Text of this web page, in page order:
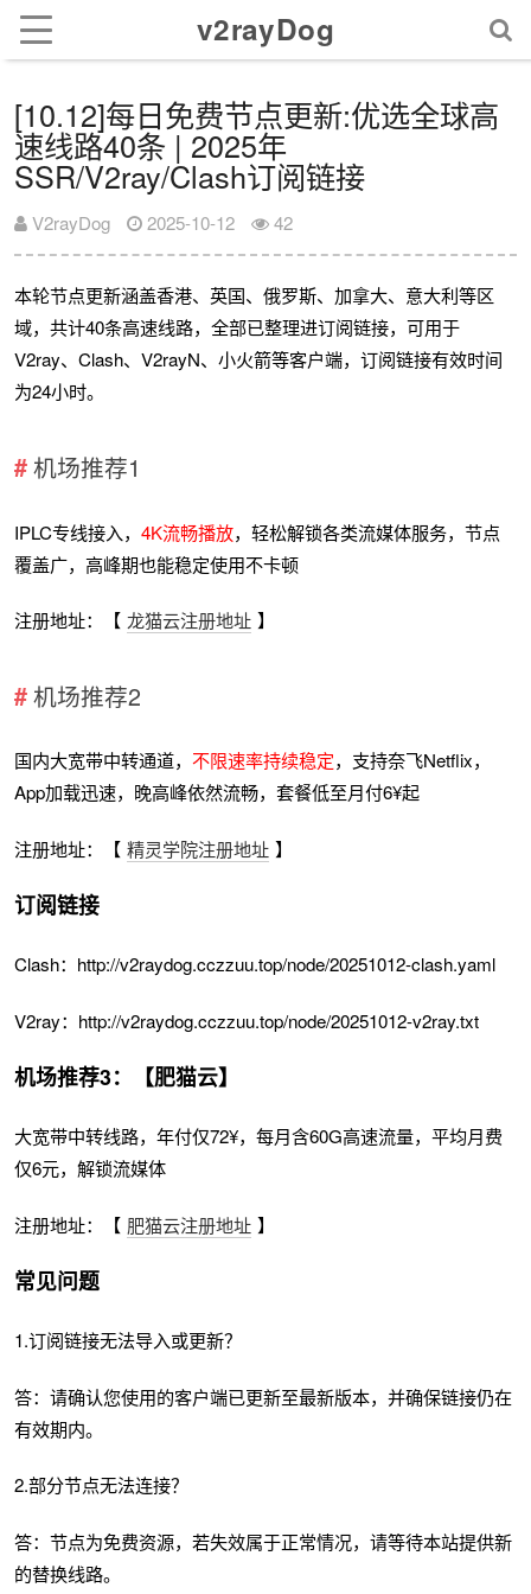
v2rayDog
[10.12]每日免费节点更新:优选全球高
速线路40条 | 2025年
SSR/V2ray/Clash订阅链接
V2rayDog 2025-10-12 42
本轮节点更新涵盖香港、英国、俄罗斯、加拿大、意大利等区
域，共计40条高速线路，全部已整理进订阅链接，可用于
V2ray、Clash、V2rayN、小火箭等客户端，订阅链接有效时间
为24小时。
机场推荐1
IPLC专线接入，4K流畅播放，轻松解锁各类流媒体服务，节点
覆盖广，高峰期也能稳定使用不卡顿
注册地址：【 龙猫云注册地址 】
机场推荐2
国内大宽带中转通道，不限速率持续稳定，支持奈飞Netflix，
App加载迅速，晚高峰依然流畅，套餐低至月付6¥起
注册地址：【 精灵学院注册地址 】
订阅链接
Clash：http://v2raydog.cczzuu.top/node/20251012-clash.yaml
V2ray：http://v2raydog.cczzuu.top/node/20251012-v2ray.txt
机场推荐3：【肥猫云】
大宽带中转线路，年付仅72¥，每月含60G高速流量，平均月费
仅6元，解锁流媒体
注册地址：【 肥猫云注册地址 】
常见问题
1.订阅链接无法导入或更新？
答：请确认您使用的客户端已更新至最新版本，并确保链接仍在
有效期内。
2.部分节点无法连接？
答：节点为免费资源，若失效属于正常情况，请等待本站提供新
的替换线路。